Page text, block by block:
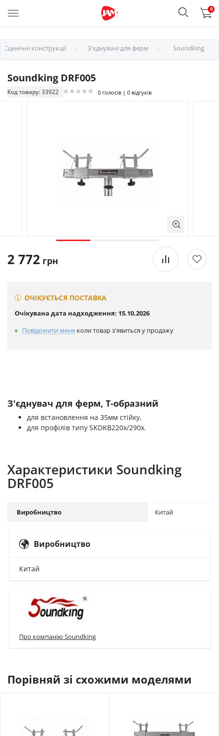
0
Сценічні конструкції З'єднувачі для ферм Soundking
Soundking DRF005
Код товару: 33922 0 голосів | 0 відгуків
2 772 грн
ОЧІКУЄТЬСЯ ПОСТАВКА
Очікувана дата надходження: 15.10.2026
Повідомити мене коли товар з'явиться у продажу
З'єднувач для ферм, T-образний
для встановлення на 35мм стійку,
для профілів типу SKDKB220x/290x.
Характеристики Soundking
DRF005
Виробництво Китай
Виробництво
Китай
Про компанію Soundking
Порівняй зі схожими моделями